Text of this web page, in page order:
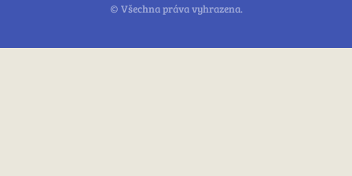
© Všechna práva vyhrazena.